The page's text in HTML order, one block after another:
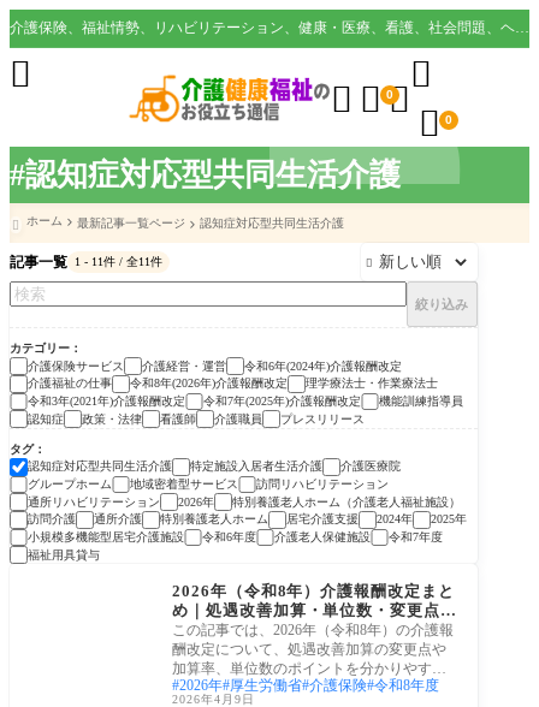
#認知症対応型共同生活介護
介護保険、福祉情勢、リハビリテーション、健康・医療、看護、社会問題、ヘルスケア業界など様々な切り口から役立つ情報を配信。
  0

 0

 ホーム 最新記事一覧ページ 認知症対応型共同生活介護
記事一覧 1 - 11件 / 全11件 
絞り込み
カテゴリー
介護保険サービス
介護経営・運営
令和6年(2024年)介護報酬改定
介護福祉の仕事
令和8年(2026年)介護報酬改定
理学療法士・作業療法士
令和3年(2021年)介護報酬改定
令和7年(2025年)介護報酬改定
機能訓練指導員
認知症
政策・法律 看護師 介護職員 プレスリリース
タグ
認知症対応型共同生活介護
特定施設入居者生活介護
介護医療院
グループホーム
地域密着型サービス
訪問リハビリテーション
通所リハビリテーション
2026年
特別養護老人ホーム（介護老人福祉施設）
訪問介護
通所介護 特別養護老人ホーム 居宅介護支援 2024年
2025年
小規模多機能型居宅介護施設
令和6年度 介護老人保健施設
令和7年度
福祉用具貸与
プレスリリース
2026年（令和8年）介護報酬改定まと
め｜処遇改善加算・単位数・変更点を
解説
この記事では、2026年（令和8年）の介護報
酬改定について、処遇改善加算の変更点や
加算率、単位数のポイントを分かりやすく
まとめ
2026年 厚生労働省 介護保険 令和8年度
2026年4月9日